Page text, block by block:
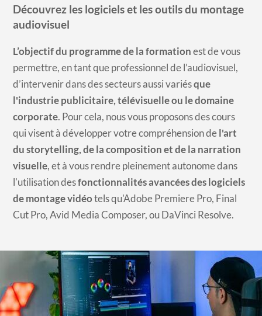
​Découvrez les logiciels et les outils du montage
audiovisuel
L’objectif du programme de la formation est de vous
permettre, en tant que professionnel de l’audiovisuel,
d’intervenir dans des secteurs aussi variésque
l'industrie publicitaire, télévisuelle ou le domaine
corporate. Pour cela, nous vous proposons des cours
qui visent à développer votre compréhension de l'art
du storytelling, de la composition et de la narration
visuelle, et à vous rendre pleinement autonome dans
l'utilisation desfonctionnalités avancées des logiciels
de montage vidéo tels qu'Adobe Premiere Pro, Final
Cut Pro, Avid Media Composer, ou DaVinci Resolve.